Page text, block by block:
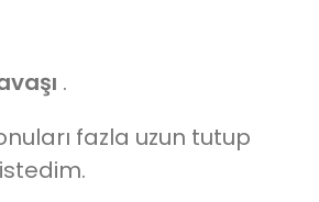
.
fazla uzun tutup